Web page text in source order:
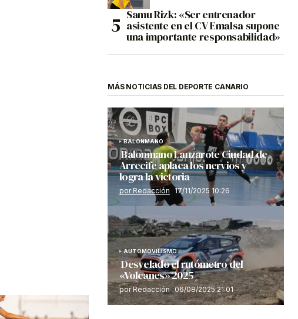
Samu Rizk: «Ser entrenador
asistente en el CV Emalsa supone
una importante responsabilidad»
MÁS NOTICIAS DEL DEPORTE CANARIO
BALONMANO
Balonmano Lanzarote Ciudad de
Arrecife aplaca los nervios y
logra la victoria
por Redacción 17/11/2025 10:26
AUTOMOVILISMO
Desvelado el rutómetro del
«Volcanes» 2025
por Redacción 06/08/2025 21:01